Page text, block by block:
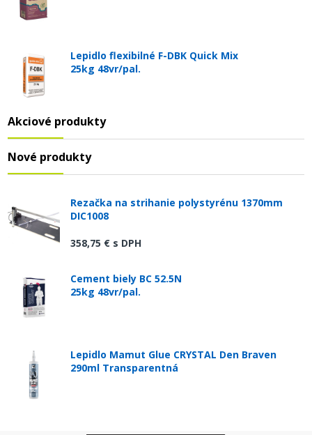
Lepidlo flexibilné F-DBK Quick Mix
25kg 48vr/pal.
Akciové produkty
Nové produkty
Rezačka na strihanie polystyrénu 1370mm
DIC1008
358,75 € s DPH
Cement biely BC 52.5N
25kg 48vr/pal.
Lepidlo Mamut Glue CRYSTAL Den Braven
290ml Transparentná